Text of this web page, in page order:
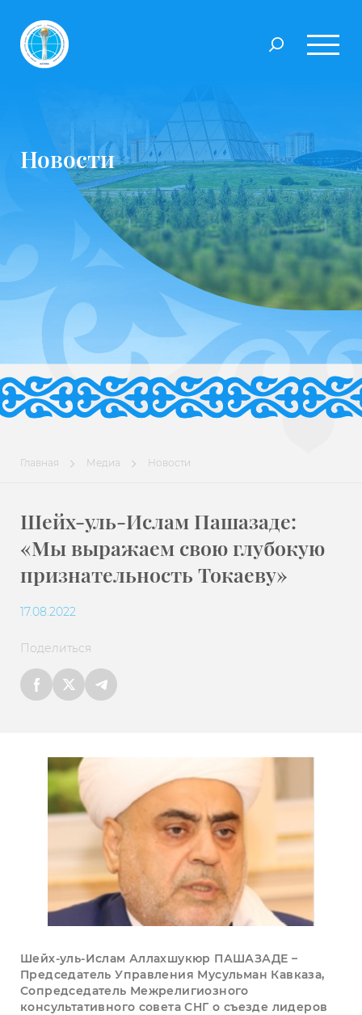
Новости
Главная Медиа Новости
Шейх-уль-Ислам Пашазаде:
«Мы выражаем свою глубокую
признательность Токаеву»
17.08.2022
Поделиться
Шейх-уль-Ислам Аллахшукюр ПАШАЗАДЕ –
Председатель Управления Мусульман Кавказа,
Сопредседатель Межрелигиозного
консультативного совета СНГ о съезде лидеров